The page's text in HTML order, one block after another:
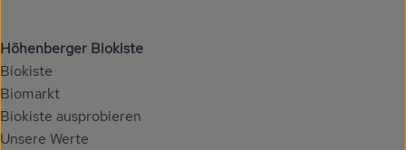
Höhenberger Biokiste
Biokiste
Biomarkt
Biokiste ausprobieren
Unsere Werte